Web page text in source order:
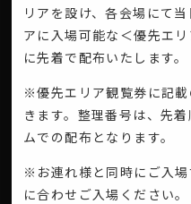
リアを設け、各会場にて
アに入場可能な＜優先エ
に先着で配布いたします。
※優先エリア観覧券に記
きます。整理番号は、先
ムでの配布となります。
※お連れ様と同時にご入
に合わせご入場ください。